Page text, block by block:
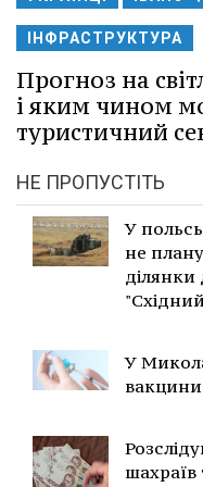
ІНФРАСТРУКТУРА
Прогноз на
і яким чином
туристичний
НЕ ПРОПУСТІТЬ
У
не
ділянки
У
вакцини
шахраїв